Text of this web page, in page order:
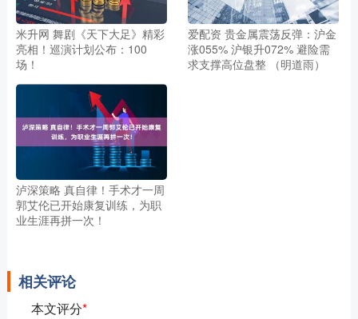
米升网 舞剧《天下大足》精彩
亮相！巡演计划公布：100
场！
爱配资 贵金属震荡反弹：沪金
涨055% 沪银升072% 避险需
求支撑高位盘整 （明道雨）
泸深策略 真自律！手术才一周
郭艾伦已开始康复训练，为职
业生涯再拼一次！
相关评论
本文评分*